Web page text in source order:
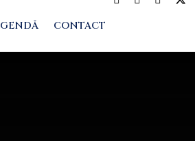
CONTACT